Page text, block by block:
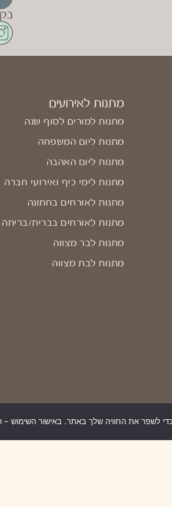
מתנות לאירועים
מתנות למורים לסוף שנה
מתנות ליום המשפחה
מתנות ליום האהבה
מתנות לימי כיף ואירועי חברה
מתנות לאורחים בחתונה
מתנות לאורחים בברית/בריתה
מתנות לבר מצווה
מתנות לבת מצווה